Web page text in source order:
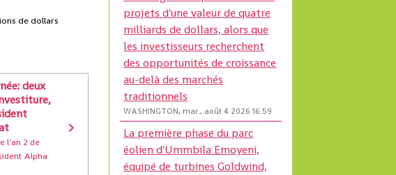
de dollars
deux
l'an 2 de
Alpha
projets d'une valeur de quatre
milliards de dollars, alors que
les investisseurs recherchent
des opportunités de croissance
au-delà des marchés
traditionnels
WASHINGTON, mar., août 4 2026 16:59
La première phase du parc
éolien d'Ummbila Emoyeni,
équipé de turbines Goldwind,